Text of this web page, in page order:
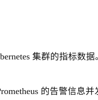
集群的指标数
的告警信息